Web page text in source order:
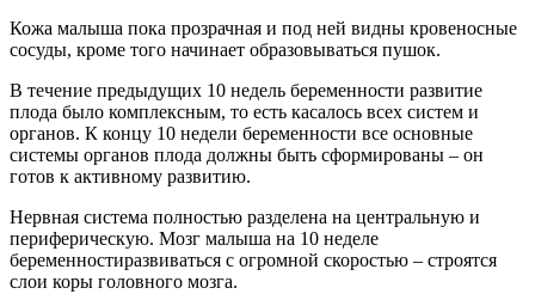
Кожа малыша пока прозрачная и под ней видны кровеносные
сосуды, кроме того начинает образовываться пушок.
В течение предыдущих 10 недель беременности развитие
плода было комплексным, то есть касалось всех систем и
органов. К концу 10 недели беременности все основные
системы органов плода должны быть сформированы – он
готов к активному развитию.
Нервная система полностью разделена на центральную и
периферическую. Мозг малыша на 10 неделе
беременностиразвиваться с огромной скоростью – строятся
слои коры головного мозга.